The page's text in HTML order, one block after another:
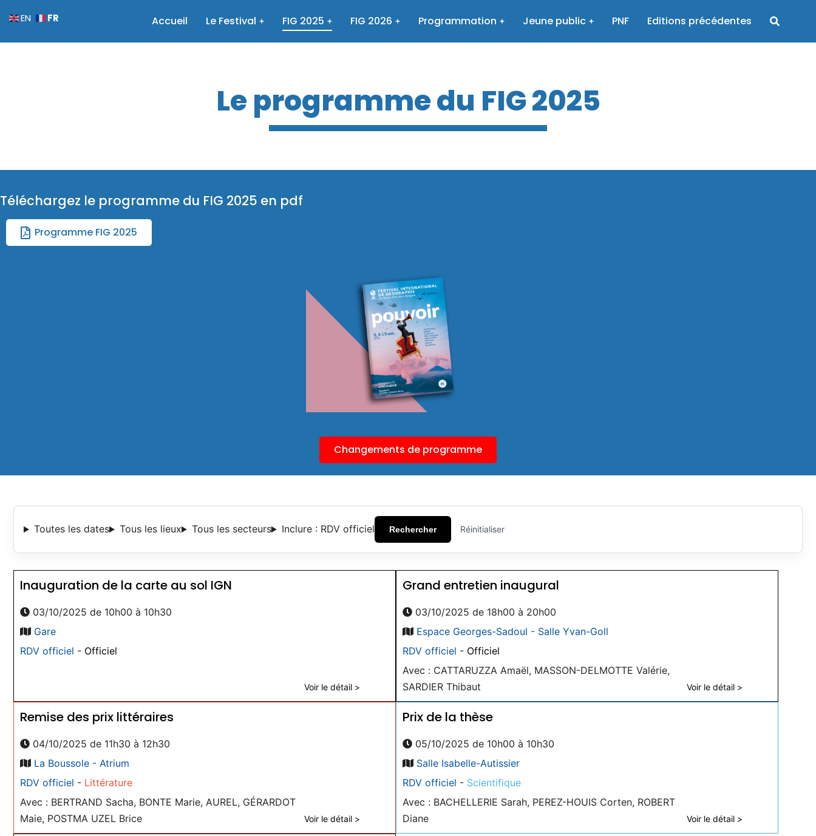
Accueil Le Festival FIG 2025 FIG 2026 Programmation Jeune public PNF Editions précédentes
Le programme du FIG 2025
Téléchargez le programme du FIG 2025 en pdf
Programme FIG 2025
Changements de programme
Toutes les dates Tous les lieux Tous les secteurs Inclure : RDV officiel Rechercher Réinitialiser
Inauguration de la carte au sol IGN
03/10/2025 de 10h00 à 10h30
Gare
RDV officiel - Officiel
Voir le détail >
Grand entretien inaugural
03/10/2025 de 18h00 à 20h00
Espace Georges-Sadoul - Salle Yvan-Goll
RDV officiel - Officiel
Avec : CATTARUZZA Amaël, MASSON-DELMOTTE Valérie,
SARDIER Thibaut
Voir le détail >
Remise des prix littéraires
04/10/2025 de 11h30 à 12h30
La Boussole - Atrium
RDV officiel - Littérature
Avec : BERTRAND Sacha, BONTE Marie, AUREL, GÉRARDOT
Maie, POSTMA UZEL Brice
Voir le détail >
Prix de la thèse
05/10/2025 de 10h00 à 10h30
Salle Isabelle-Autissier
RDV officiel - Scientifique
Avec : BACHELLERIE Sarah, PEREZ-HOUIS Corten, ROBERT
Diane
Voir le détail >
EN FR